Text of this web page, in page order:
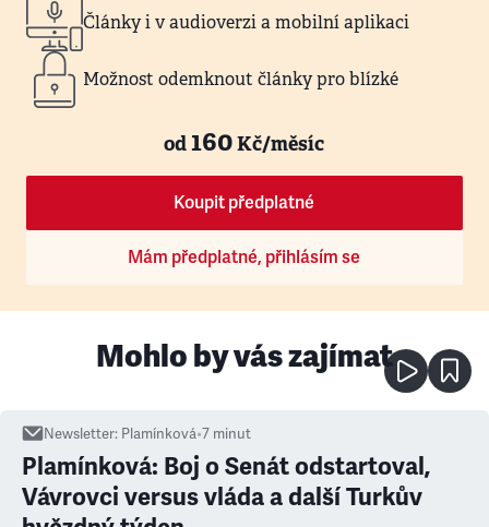
Články i v audioverzi a mobilní aplikaci
Možnost odemknout články pro blízké
od160Kč/měsíc
Koupit předplatné
Mám předplatné, přihlásím se
Mohlo by vás zajímat
Newsletter: Plamínková•7 minut
Plamínková: Boj o Senát odstartoval,
Vávrovci versus vláda a další Turkův